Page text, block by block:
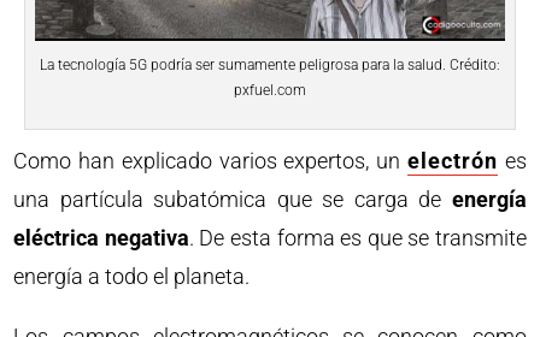
La tecnología 5G podría ser sumamente peligrosa para la salud. Crédito:
pxfuel.com
Como han explicado varios expertos, un electrón es
una partícula subatómica que se carga de energía
eléctrica negativa. De esta forma es que se transmite
energía a todo el planeta.